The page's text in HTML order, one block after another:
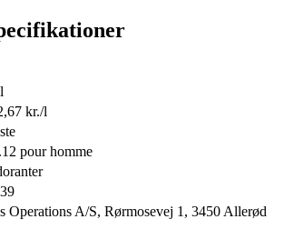
kr./l
pour homme
Operations A/S, Rørmosevej 1, 3450 Allerød